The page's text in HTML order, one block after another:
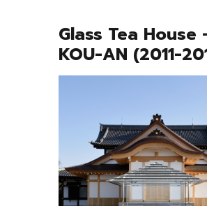
Glass Tea House
KOU-AN (2011-